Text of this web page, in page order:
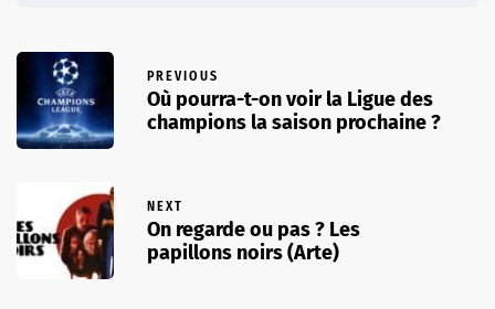
PREVIOUS
Où pourra-t-on voir la Ligue des
champions la saison prochaine ?
NEXT
On regarde ou pas ? Les
papillons noirs (Arte)